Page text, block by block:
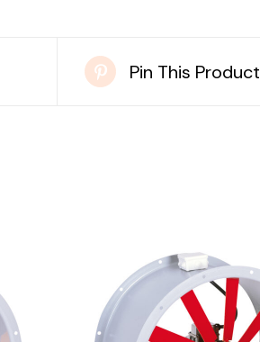
Pin This Product